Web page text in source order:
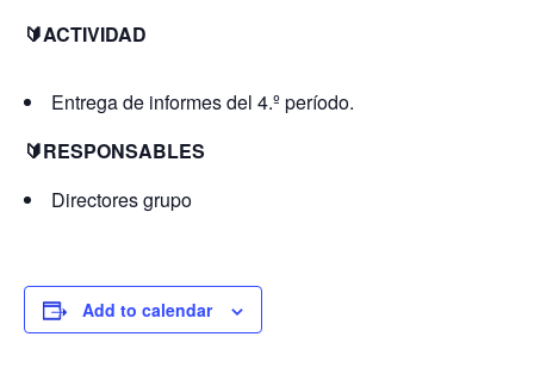
🔰ACTIVIDAD
Entrega de informes del 4.º período.
🔰RESPONSABLES
Directores grupo
Add to calendar